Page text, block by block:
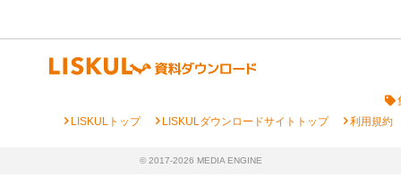
chevron_rightLISKULトップ chevron_rightLISKULダウンロードサイトトップ chevron_right利用規約
© 2017-2026 MEDIA ENGINE